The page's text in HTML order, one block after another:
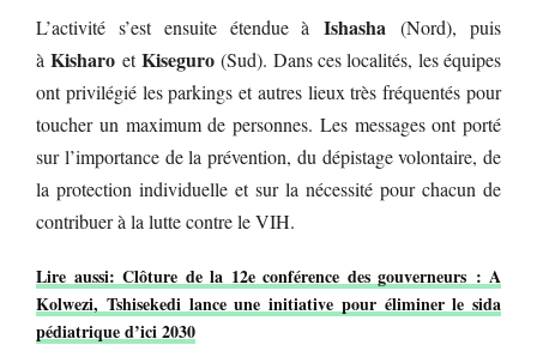
L’activité s’est ensuite étendue àIshasha (Nord), puis
àKisharo etKiseguro (Sud). Dans ces localités, les équipes
ont privilégié les parkings et autres lieux très fréquentés pour
toucher un maximum de personnes. Les messages ont porté
sur l’importance de la prévention, du dépistage volontaire, de
la protection individuelle et sur la nécessité pour chacun de
contribuer à la lutte contre le VIH.
Lire aussi: Clôture de la 12e conférence des gouverneurs : A
Kolwezi, Tshisekedi lance une initiative pour éliminer le sida
pédiatrique d’ici 2030